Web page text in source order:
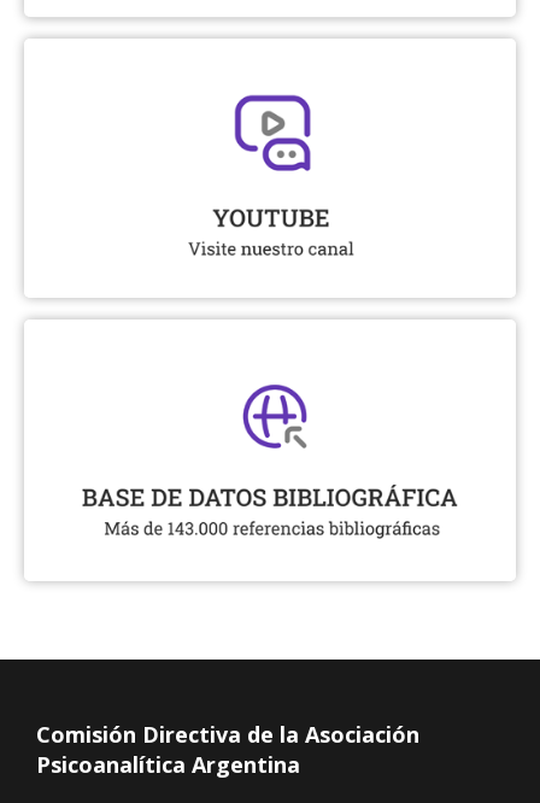
Comisión Directiva de la Asociación
Psicoanalítica Argentina